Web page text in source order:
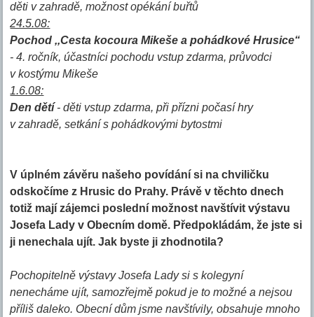
děti v zahradě, možnost opékání buřtů
24.5.08:
Pochod ,,Cesta kocoura Mikeše a pohádkové Hrusice“
- 4. ročník, účastníci pochodu vstup zdarma, průvodci
v kostýmu Mikeše
1.6.08:
Den dětí- děti vstup zdarma, při přízni počasí hry
v zahradě, setkání s pohádkovými bytostmi
V úplném závěru našeho povídání si na chviličku
odskočíme z Hrusic do Prahy. Právě v těchto dnech
totiž mají zájemci poslední možnost navštívit výstavu
Josefa Lady v Obecním domě. Předpokládám, že jste si
ji nenechala ujít. Jak byste ji zhodnotila?
Pochopitelně výstavy Josefa Lady si s kolegyní
nenecháme ujít, samozřejmě pokud je to možné a nejsou
příliš daleko. Obecní dům jsme navštívily, obsahuje mnoho